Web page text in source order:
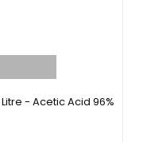
- Acetic Acid 96%